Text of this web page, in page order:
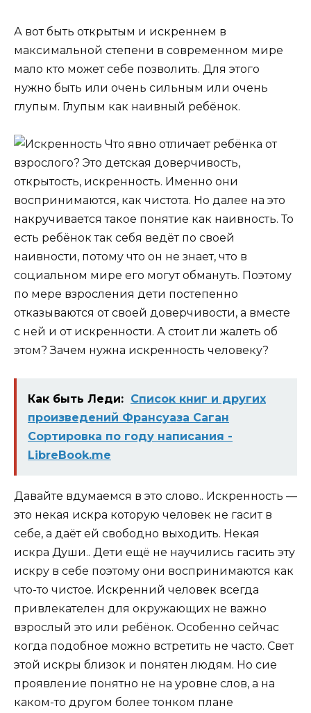
А вот быть открытым и искреннем в
максимальной степени в современном мире
мало кто может себе позволить. Для этого
нужно быть или очень сильным или очень
глупым. Глупым как наивный ребёнок.
Что явно отличает ребёнка от
взрослого? Это детская доверчивость,
открытость, искренность. Именно они
воспринимаются, как чистота. Но далее на это
накручивается такое понятие как наивность. То
есть ребёнок так себя ведёт по своей
наивности, потому что он не знает, что в
социальном мире его могут обмануть. Поэтому
по мере взросления дети постепенно
отказываются от своей доверчивости, а вместе
с ней и от искренности. А стоит ли жалеть об
этом? Зачем нужна искренность человеку?
Как быть Леди: Список книг и других
произведений Франсуаза Саган
Сортировка по году написания -
LibreBook.me
Давайте вдумаемся в это слово.. Искренность —
это некая искра которую человек не гасит в
себе, а даёт ей свободно выходить. Некая
искра Души.. Дети ещё не научились гасить эту
искру в себе поэтому они воспринимаются как
что-то чистое. Искренний человек всегда
привлекателен для окружающих не важно
взрослый это или ребёнок. Особенно сейчас
когда подобное можно встретить не часто. Свет
этой искры близок и понятен людям. Но сие
проявление понятно не на уровне слов, а на
каком-то другом более тонком плане